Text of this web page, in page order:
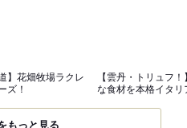
】花畑牧場ラクレ
ズ！
【雲丹・トリュフ
な食材を本格イタリ
もっと見る